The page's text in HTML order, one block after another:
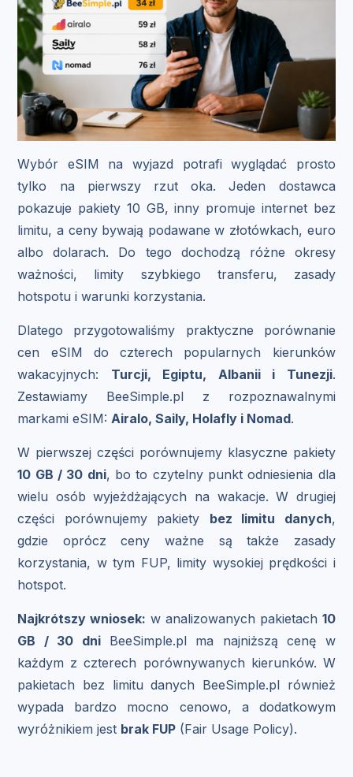
Wybór eSIM na wyjazd potrafi wyglądać prosto
tylko na pierwszy rzut oka. Jeden dostawca
pokazuje pakiety 10 GB, inny promuje internet bez
limitu, a ceny bywają podawane w złotówkach, euro
albo dolarach. Do tego dochodzą różne okresy
ważności, limity szybkiego transferu, zasady
hotspotu i warunki korzystania.
Dlatego przygotowaliśmy praktyczne porównanie
cen eSIM do czterech popularnych kierunków
wakacyjnych: Turcji, Egiptu, Albanii i Tunezji.
Zestawiamy BeeSimple.pl z rozpoznawalnymi
markami eSIM: Airalo, Saily, Holafly i Nomad.
W pierwszej części porównujemy klasyczne pakiety
10 GB / 30 dni, bo to czytelny punkt odniesienia dla
wielu osób wyjeżdżających na wakacje. W drugiej
części porównujemy pakiety bez limitu danych,
gdzie oprócz ceny ważne są także zasady
korzystania, w tym FUP, limity wysokiej prędkości i
hotspot.
Najkrótszy wniosek: w analizowanych pakietach 10
GB / 30 dniBeeSimple.pl ma najniższą cenę w
każdym z czterech porównywanych kierunków. W
pakietach bez limitu danych BeeSimple.pl również
wypada bardzo mocno cenowo, a dodatkowym
wyróżnikiem jest brak FUP (Fair Usage Policy).